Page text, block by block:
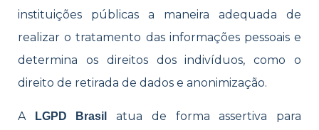
instituições públicas a maneira adequada de
realizar o tratamento das informações pessoais e
determina os direitos dos indivíduos, como o
direito de retirada de dados e anonimização.
A LGPD Brasil
atua de forma assertiva para